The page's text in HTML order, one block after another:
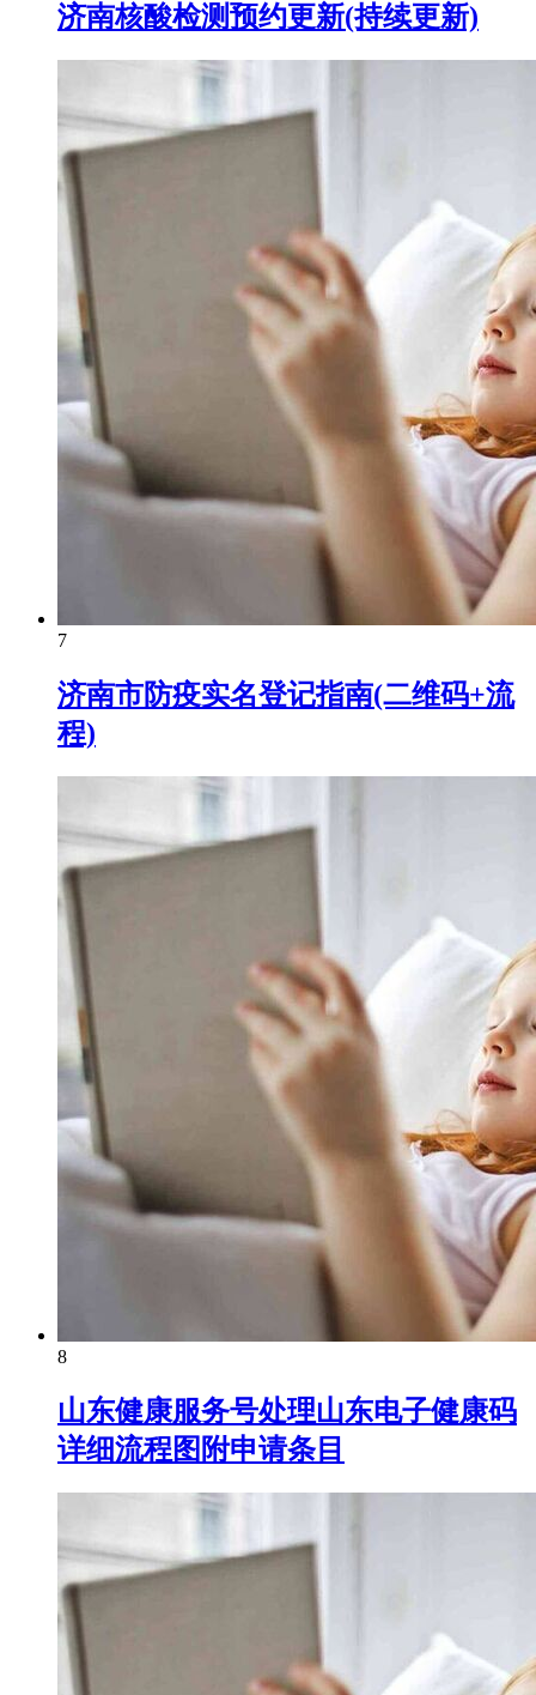
济南核酸检测预约更新(持续更新)
7
济南市防疫实名登记指南(二维码+流
程)
8
山东健康服务号处理山东电子健康码
详细流程图附申请条目